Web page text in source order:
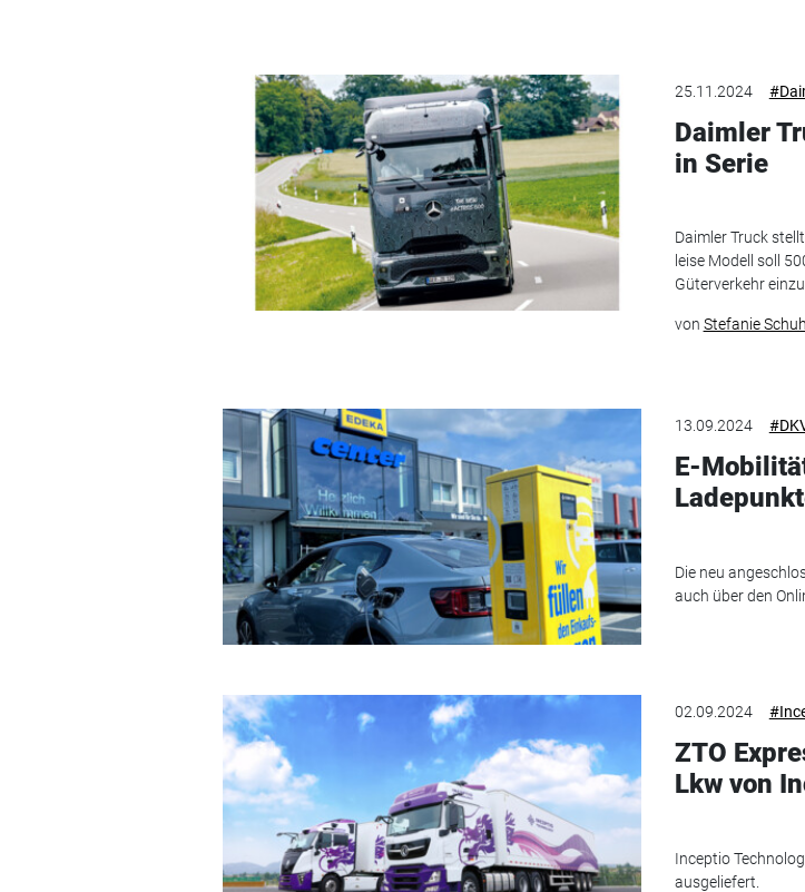
25.11.2024
Daimler
in Serie
Daimler Truck
leise Modell soll
Güterverkehr
von Stefanie
13.09.2024
E-
Die neu
auch über den
02.09.2024
ZTO
Lkw von
Inceptio
ausgeliefert.